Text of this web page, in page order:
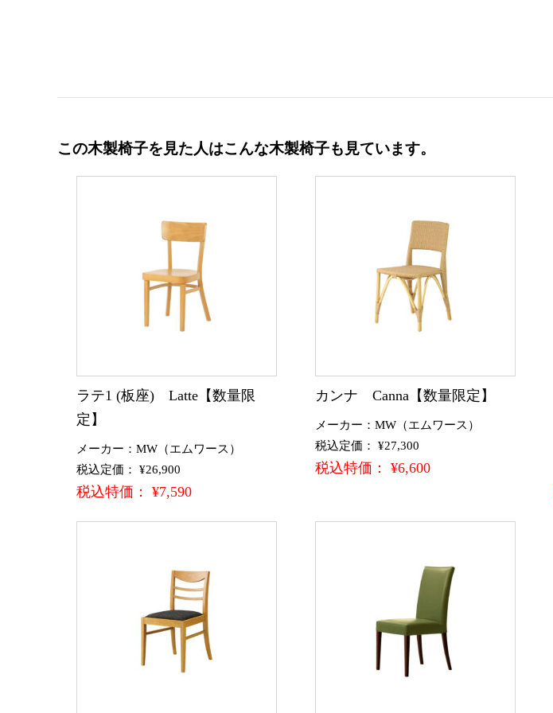
この木製椅子を見た人はこんな木製椅子も見ています。
ラテ1 (板座) Latte【数量限
定】
メーカー：MW（エムワース）
税込定価： ¥26,900
税込特価： ¥7,590
カンナ Canna【数量限定】
メーカー：MW（エムワース）
税込定価： ¥27,300
税込特価： ¥6,600